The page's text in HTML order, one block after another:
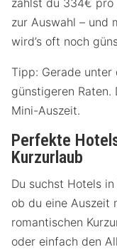
zahlst du 334€ pro
zur Auswahl – und
wird’s oft noch
Tipp: Gerade
günstigeren
Mini-Auszeit.
Perfekte
Kurzurlaub
Du suchst Hotels
ob du eine Auszeit
romantischen
oder einfach den